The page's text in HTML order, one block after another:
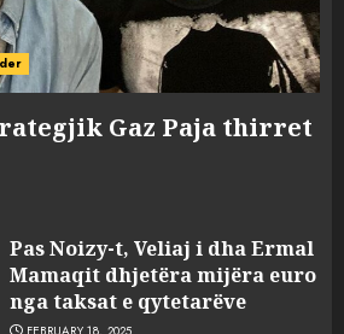
Gaz Paja thirret
Pas Noizy-t, Veliaj i dha Ermal
Mamaqit dhjetëra mijëra euro
nga taksat e qytetarëve